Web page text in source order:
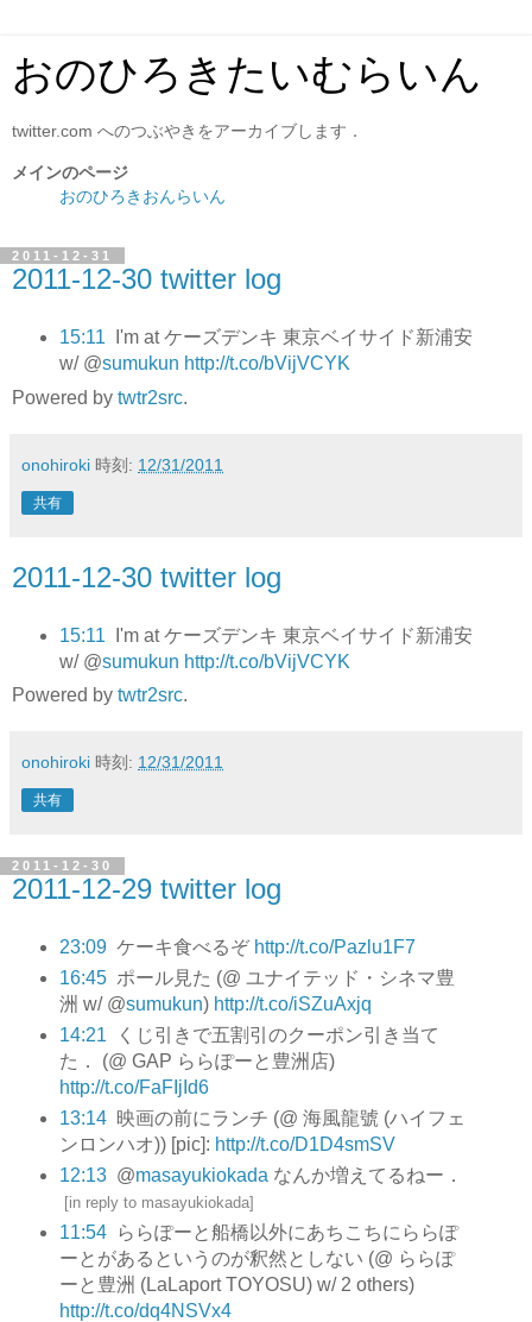
おのひろきたいむらいん
twitter.com へのつぶやきをアーカイブします．
メインのページ
おのひろきおんらいん
2011-12-31
2011-12-30 twitter log
15:11
I'm at ケーズデンキ 東京ベイサイド新浦安
w/ @sumukun http://t.co/bVijVCYK
Powered by twtr2src.
onohiroki 時刻: 12/31/2011
共有
2011-12-30 twitter log
15:11
I'm at ケーズデンキ 東京ベイサイド新浦安
w/ @sumukun http://t.co/bVijVCYK
Powered by twtr2src.
onohiroki 時刻: 12/31/2011
共有
2011-12-30
2011-12-29 twitter log
23:09 ケーキ食べるぞ http://t.co/Pazlu1F7
16:45 ポール見た (@ ユナイテッド・シネマ豊
洲 w/ @sumukun) http://t.co/iSZuAxjq
14:21
くじ引きで五割引のクーポン引き当て
た． (@ GAP ららぽーと豊洲店)
http://t.co/FaFIjId6
13:14 映画の前にランチ (@ 海風龍號 (ハイフェ
ンロンハオ)) [pic]: http://t.co/D1D4smSV
12:13 @masayukiokada なんか増えてるねー．
[in reply to masayukiokada]
11:54
ららぽーと船橋以外にあちこちにららぽ
ーとがあるというのが釈然としない (@ ららぽ
ーと豊洲 (LaLaport TOYOSU) w/ 2 others)
http://t.co/dq4NSVx4